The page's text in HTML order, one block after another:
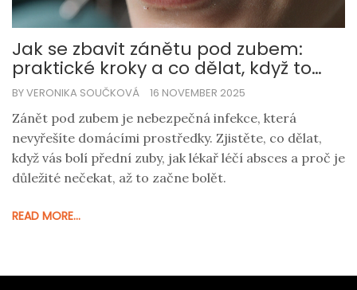
Jak se zbavit zánětu pod zubem:
praktické kroky a co dělat, když to
bolí
BY VERONIKA SOUČKOVÁ 16 NOVEMBER 2025
Zánět pod zubem je nebezpečná infekce, která
nevyřešíte domácími prostředky. Zjistěte, co dělat,
když vás bolí přední zuby, jak lékař léčí absces a proč je
důležité nečekat, až to začne bolět.
READ MORE...